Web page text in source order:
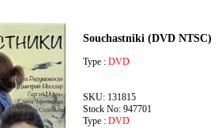
Souchastniki (DVD NTSC)
Type : DVD
SKU: 131815
Stock No: 947701
Type : DVD